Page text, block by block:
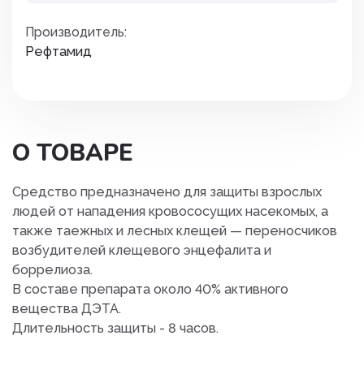
Производитель:
Рефтамид
О ТОВАРЕ
Средство предназначено для защиты взрослых
людей от нападения кровососущих насекомых, а
также таежных и лесных клещей — переносчиков
возбудителей клещевого энцефалита и
боррелиоза.
В составе препарата около 40% активного
вещества ДЭТА.
Длительность защиты - 8 часов.